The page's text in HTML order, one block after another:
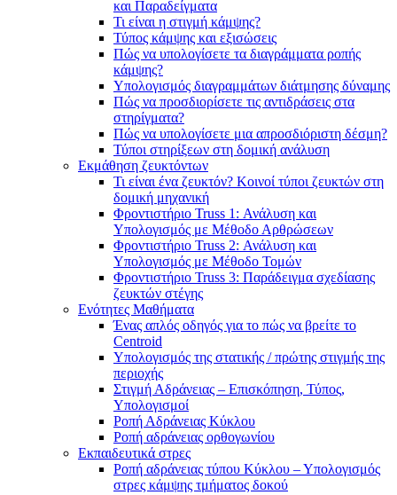
και Παραδείγματα
Τι είναι η στιγμή κάμψης?
Τύπος κάμψης και εξισώσεις
Πώς να υπολογίσετε τα διαγράμματα ροπής
κάμψης?
Υπολογισμός διαγραμμάτων διάτμησης δύναμης
Πώς να προσδιορίσετε τις αντιδράσεις στα
στηρίγματα?
Πώς να υπολογίσετε μια απροσδιόριστη δέσμη?
Τύποι στηρίξεων στη δομική ανάλυση
Εκμάθηση ζευκτόντων
Τι είναι ένα ζευκτόν? Κοινοί τύποι ζευκτών στη
δομική μηχανική
Φροντιστήριο Truss 1: Ανάλυση και
Υπολογισμός με Μέθοδο Αρθρώσεων
Φροντιστήριο Truss 2: Ανάλυση και
Υπολογισμός με Μέθοδο Τομών
Φροντιστήριο Truss 3: Παράδειγμα σχεδίασης
ζευκτών στέγης
Ενότητες Μαθήματα
Ένας απλός οδηγός για το πώς να βρείτε το
Centroid
Υπολογισμός της στατικής / πρώτης στιγμής της
περιοχής
Στιγμή Αδράνειας – Επισκόπηση, Τύπος,
Υπολογισμοί
Ροπή Αδράνειας Κύκλου
Ροπή αδράνειας ορθογωνίου
Εκπαιδευτικά στρες
Ροπή αδράνειας τύπου Κύκλου – Υπολογισμός
στρες κάμψης τμήματος δοκού